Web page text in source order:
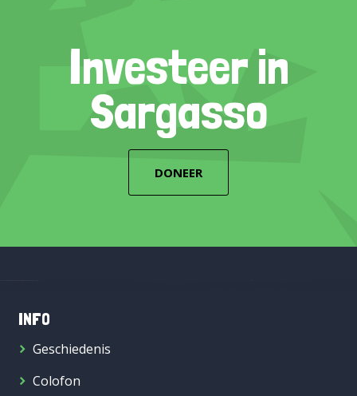
Investeer in
Sargasso
DONEER
INFO
Geschiedenis
Colofon